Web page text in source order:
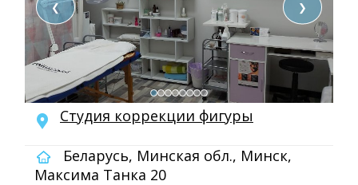
❮ ❯
Студия коррекции фигуры
Беларусь, Минская обл., Минск,
Максима Танка 20